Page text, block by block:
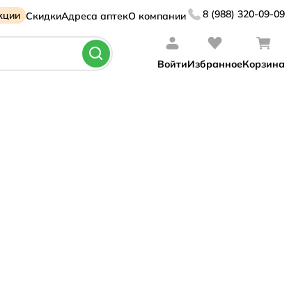
СкидкиАдреса аптекО компании 8 (988) 320-09-09
ВойтиИзбранноеКорзина